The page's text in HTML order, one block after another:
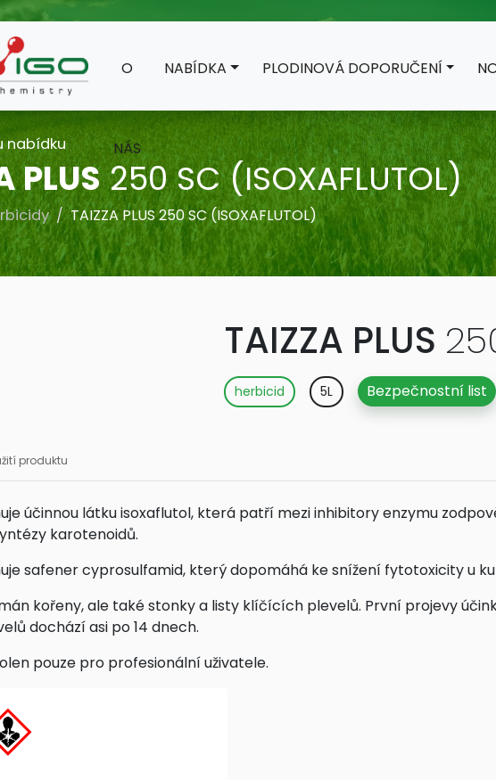
O
NÁS
NABÍDKA PLODINOVÁ DOPORUČENÍ
nabídku
PLUS250 SC (ISOXAFLUTOL)
TAIZZA PLUS 250 SC (ISOXAFLUTOL)
TAIZZA PLUS
herbicid 5L Bezpečnostní list
produktu
účinnou látku isoxaflutol, která patří mezi inhibitory enzymu
karotenoidů.
safener cyprosulfamid, který dopomáhá ke snížení fytotoxicity u
kořeny, ale také stonky a listy klíčících plevelů. První projevy
dochází asi po 14 dnech.
pouze pro profesionální uživatele.